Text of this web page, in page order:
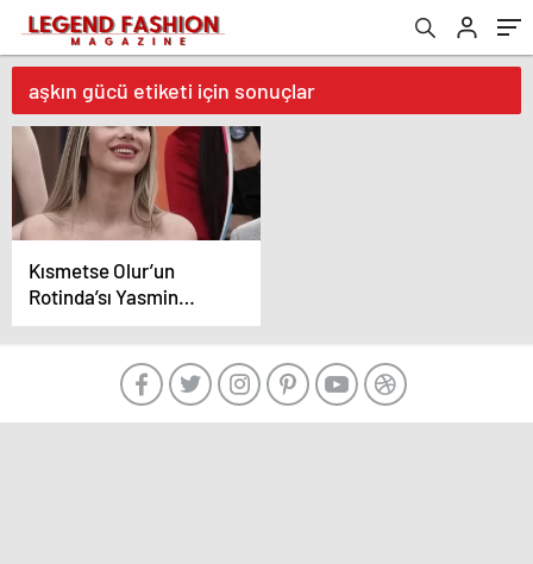
aşkın gücü etiketi için sonuçlar
Kısmetse Olur’un
Rotinda’sı Yasmin
Erbil’e benzerliğiyle
şoke etti! “İkiz misiniz”